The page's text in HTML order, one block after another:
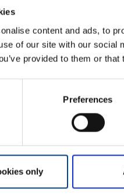
content and ads, to
of our site with our
provided to them or
Preferences
only
ratkaisun. Otathan yhteyttä